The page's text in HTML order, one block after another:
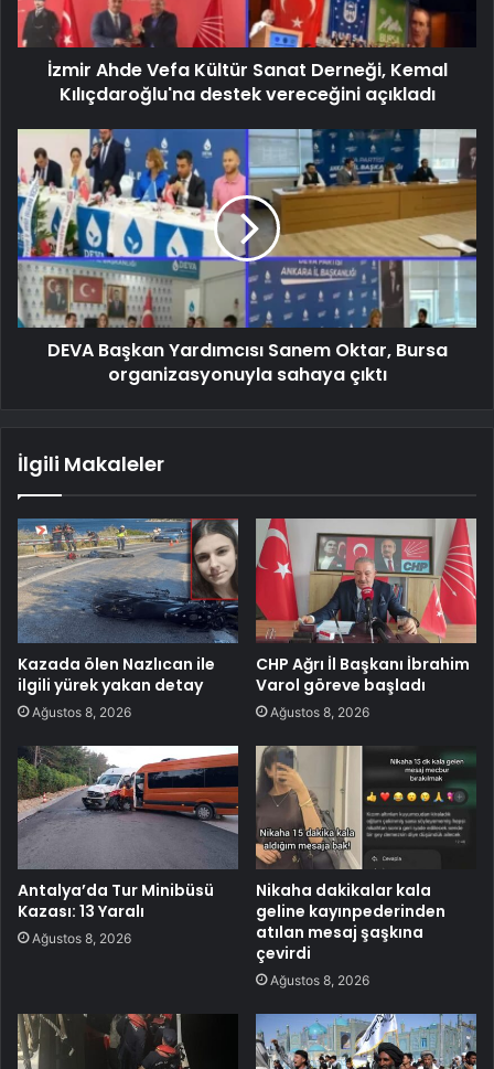
İzmir Ahde Vefa Kültür Sanat Derneği, Kemal
Kılıçdaroğlu'na destek vereceğini açıkladı
DEVA Başkan Yardımcısı Sanem Oktar, Bursa
organizasyonuyla sahaya çıktı
İlgili Makaleler
Kazada ölen Nazlıcan ile
ilgili yürek yakan detay
Ağustos 8, 2026
CHP Ağrı İl Başkanı İbrahim
Varol göreve başladı
Ağustos 8, 2026
Antalya’da Tur Minibüsü
Kazası: 13 Yaralı
Ağustos 8, 2026
Nikaha dakikalar kala
geline kayınpederinden
atılan mesaj şaşkına
çevirdi
Ağustos 8, 2026